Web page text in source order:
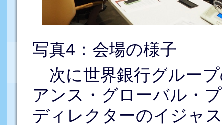
写真4：会場の様子
次に世界銀行グルー
アンス・グローバル・
ディレクターのイジャ